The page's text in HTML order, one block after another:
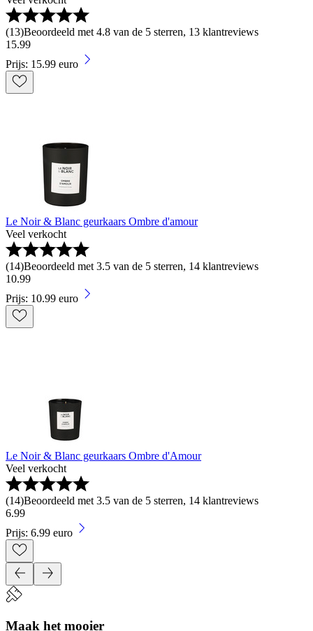
(13)Beoordeeld met 4.8 van de 5 sterren, 13 klantreviews
15.99
Prijs: 15.99 euro
Le Noir & Blanc geurkaars Ombre d'amour
Veel verkocht
(14)Beoordeeld met 3.5 van de 5 sterren, 14 klantreviews
10.99
Prijs: 10.99 euro
Le Noir & Blanc geurkaars Ombre d'Amour
Veel verkocht
(14)Beoordeeld met 3.5 van de 5 sterren, 14 klantreviews
6.99
Prijs: 6.99 euro
Maak het mooier